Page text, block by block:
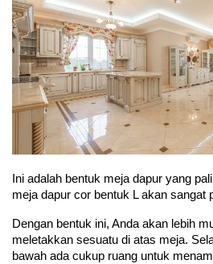
Ini adalah bentuk meja dapur yang
meja dapur cor bentuk L akan sangat
Dengan bentuk ini, Anda akan lebih
meletakkan sesuatu di atas meja.
bawah ada cukup ruang untuk